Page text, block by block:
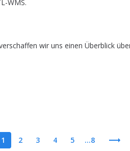
WMS.
wir uns einen Überblick
1 2 3 4 5 ...8